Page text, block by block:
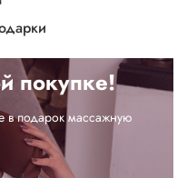
покупке!
в подарок массажную